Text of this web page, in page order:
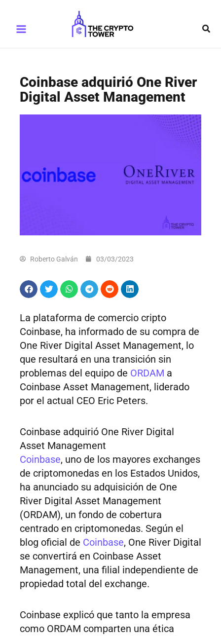
contenido
Menu
Coinbase adquirió One River
Digital Asset Management
Roberto Galván 03/03/2023
La plataforma de comercio cripto
Coinbase, ha informado de su compra de
One River Digital Asset Management, lo
que resultará en una transición sin
problemas del equipo de ORDAM a
Coinbase Asset Management, liderado
por el actual CEO Eric Peters.
Coinbase adquirió One River Digital
Asset Management
Coinbase, uno de los mayores exchanges
de criptomonedas en los Estados Unidos,
ha anunciado su adquisición de One
River Digital Asset Management
(ORDAM), un fondo de cobertura
centrado en criptomonedas. Según el
blog oficial de Coinbase, One River Digital
se convertirá en Coinbase Asset
Management, una filial independiente de
propiedad total del exchange.
Coinbase explicó que tanto la empresa
como ORDAM comparten una ética